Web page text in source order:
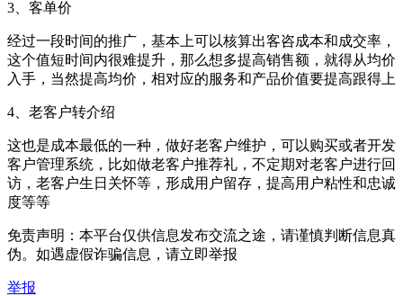
3、客单价
经过一段时间的推广，基本上可以核算出客咨成本和成交率，
这个值短时间内很难提升，那么想多提高销售额，就得从均价
入手，当然提高均价，相对应的服务和产品价值要提高跟得上
4、老客户转介绍
这也是成本最低的一种，做好老客户维护，可以购买或者开发
客户管理系统，比如做老客户推荐礼，不定期对老客户进行回
访，老客户生日关怀等，形成用户留存，提高用户粘性和忠诚
度等等
免责声明：本平台仅供信息发布交流之途，请谨慎判断信息真
伪。如遇虚假诈骗信息，请立即举报
举报